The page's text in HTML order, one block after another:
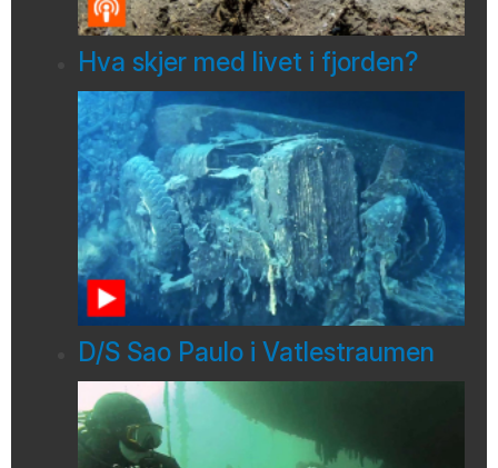
Hva skjer med livet i fjorden?
D/S Sao Paulo i Vatlestraumen